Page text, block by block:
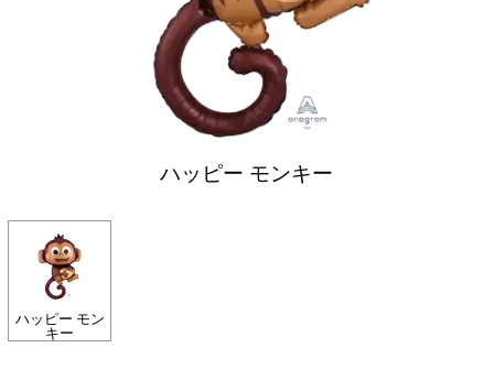
ハッピー モンキー
ハッピー モン
キー